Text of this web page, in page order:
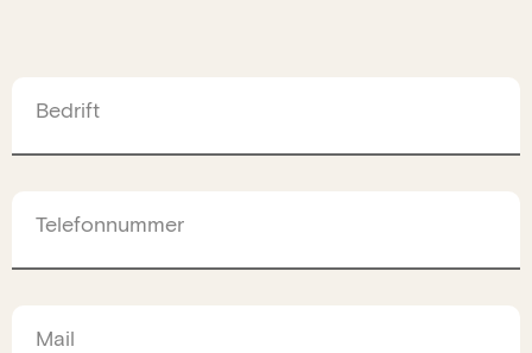
Bedrift
Telefonnummer
Mail